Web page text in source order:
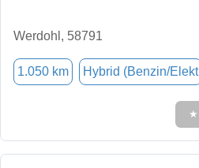
Werdohl, 58791
1.050 km Hybrid (Benzin/Elekt
★